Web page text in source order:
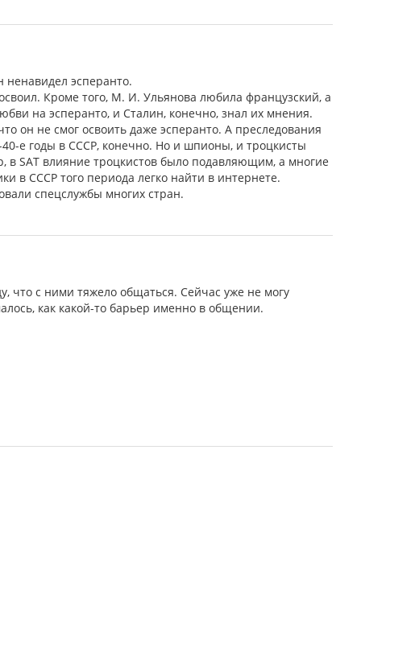
эсперанто.
Кроме того, М. И. Ульянова любила французский, а
на эсперанто, и Сталин, конечно, знал их мнения.
он не смог освоить даже эсперанто. А преследования
е годы в СССР, конечно. Но и шпионы, и троцкисты
в SAT влияние троцкистов было подавляющим, а многие
в СССР того периода легко найти в интернете.
спецслужбы многих стран.
что с ними тяжело общаться. Сейчас уже не могу
как какой-то барьер именно в общении.